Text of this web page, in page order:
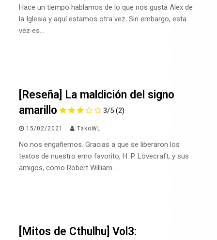
Hace un tiempo hablamos de lo que nos gusta Alex de
la Iglesia y aquí estamos otra vez. Sin embargo, esta
vez es…
[Reseña] La maldición del signo
amarillo
3/5 (2)
15/02/2021 TakoWL
No nos engañemos. Gracias a que se liberaron los
textos de nuestro emo favorito, H. P. Lovecraft, y sus
amigos, como Robert William…
[Mitos de Cthulhu] Vol3: